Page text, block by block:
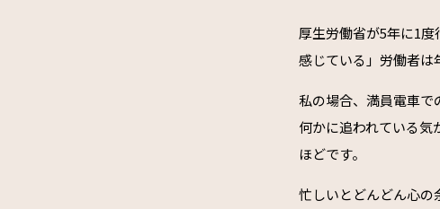
厚生労働省が5年に1度
感じている」労働者は
私の場合、満員電車で
何かに追われている気
ほどです。
忙しいとどんどん心の